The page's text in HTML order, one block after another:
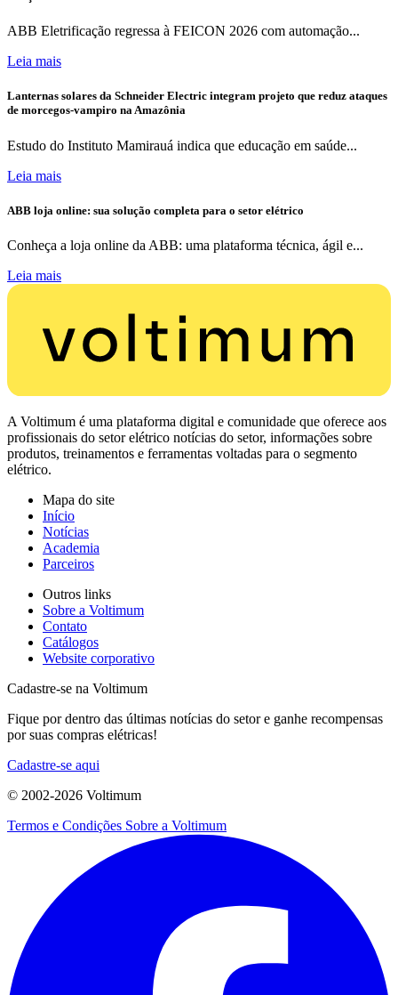
ABB Eletrificação regressa à FEICON 2026 com automação...
Leia mais
Lanternas solares da Schneider Electric integram projeto que reduz ataques
de morcegos-vampiro na Amazônia
Estudo do Instituto Mamirauá indica que educação em saúde...
Leia mais
ABB loja online: sua solução completa para o setor elétrico
Conheça a loja online da ABB: uma plataforma técnica, ágil e...
Leia mais
A Voltimum é uma plataforma digital e comunidade que oferece aos
profissionais do setor elétrico notícias do setor, informações sobre
produtos, treinamentos e ferramentas voltadas para o segmento
elétrico.
Mapa do site
Início
Notícias
Academia
Parceiros
Outros links
Sobre a Voltimum
Contato
Catálogos
Website corporativo
Cadastre-se na Voltimum
Fique por dentro das últimas notícias do setor e ganhe recompensas
por suas compras elétricas!
Cadastre-se aqui
© 2002-2026 Voltimum
Termos e Condições Sobre a Voltimum